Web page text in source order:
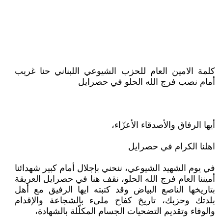
كلمة الامين العام للحزب الشيوعي اللبناني حنا غريب
أمام نصب فرج الله الحلو في حصرايل
أيها الرفاق والأصدقاء الأعزّاء،
اهلنا الكرام في حصرايل
في يوم الشهيد الشيوعي، ننحني بإجلال أمام كبير شهدائنا
أميننا العام فرج الله الحلو، نقف هنا في حصرايل العريقة
بتاريخها الناصع البياض وقد كتبته ايها الرفيق مع أهل
بلدتك وحزبك، تاريخ كفاح مليء بالشجاعة والإقدام
والوفاء وتقديم التضحيات الجسام المكلّلة بالشهادة،